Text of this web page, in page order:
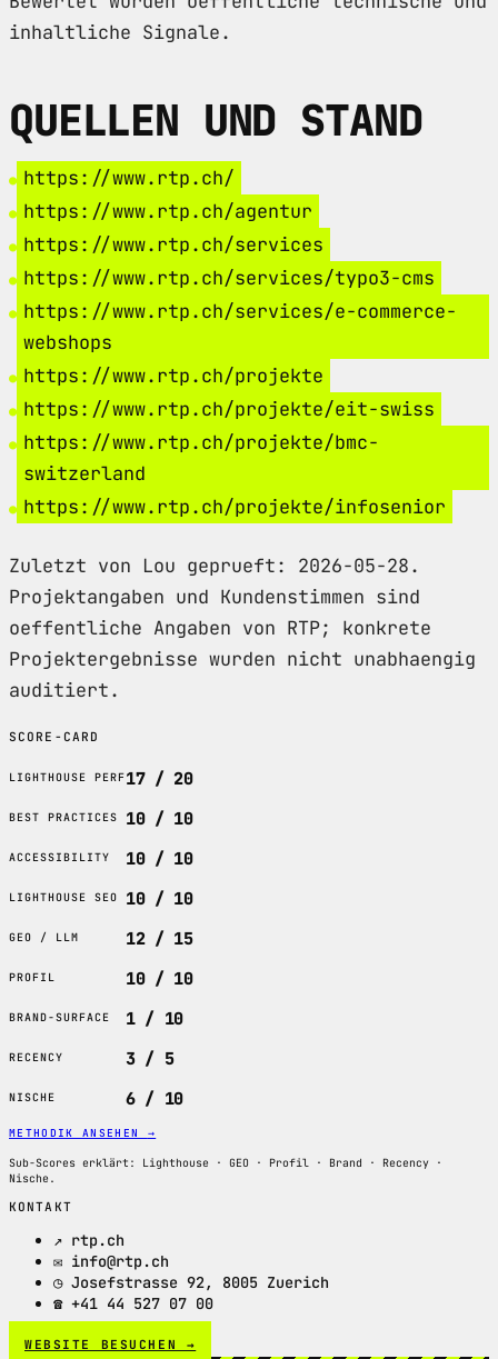
inhaltliche Signale.
QUELLEN UND STAND
https://www.rtp.ch/
https://www.rtp.ch/agentur
https://www.rtp.ch/services
https://www.rtp.ch/services/typo3-cms
https://www.rtp.ch/services/e-commerce-
webshops
https://www.rtp.ch/projekte
https://www.rtp.ch/projekte/eit-swiss
https://www.rtp.ch/projekte/bmc-
switzerland
https://www.rtp.ch/projekte/infosenior
Zuletzt von Lou geprueft: 2026-05-28.
Projektangaben und Kundenstimmen sind
oeffentliche Angaben von RTP; konkrete
Projektergebnisse wurden nicht unabhaengig
auditiert.
SCORE-CARD
LIGHTHOUSE PERF17 / 20
BEST PRACTICES 10 / 10
ACCESSIBILITY 10 / 10
LIGHTHOUSE SEO 10 / 10
GEO / LLM 12 / 15
PROFIL 10 / 10
BRAND-SURFACE 1 / 10
RECENCY 3 / 5
NISCHE 6 / 10
METHODIK ANSEHEN →
Sub-Scores erklärt: Lighthouse · GEO · Profil · Brand · Recency ·
Nische.
KONTAKT
↗ rtp.ch
✉ info@rtp.ch
◷ Josefstrasse 92, 8005 Zuerich
☎ +41 44 527 07 00
WEBSITE BESUCHEN →